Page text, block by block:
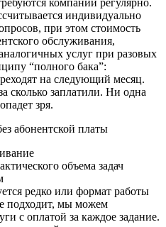
индивидуально
при этом стоимость
обслуживания,
услуг при разовых
“полного бака”:
на следующий месяц.
сколько заплатили. Ни одна
зря.
абонентской платы
объема задач
редко или формат работы
подходит, мы можем
с оплатой за каждое задание.